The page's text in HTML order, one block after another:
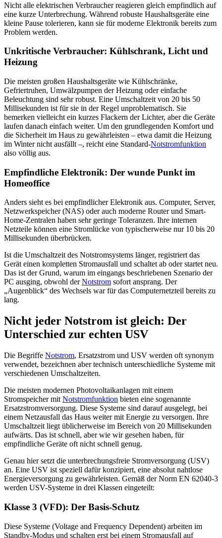
Nicht alle elektrischen Verbraucher reagieren gleich empfindlich auf
eine kurze Unterbrechung. Während robuste Haushaltsgeräte eine
kleine Pause tolerieren, kann sie für moderne Elektronik bereits zum
Problem werden.
Unkritische Verbraucher: Kühlschrank, Licht und
Heizung
Die meisten großen Haushaltsgeräte wie Kühlschränke,
Gefriertruhen, Umwälzpumpen der Heizung oder einfache
Beleuchtung sind sehr robust. Eine Umschaltzeit von 20 bis 50
Millisekunden ist für sie in der Regel unproblematisch. Sie
bemerken vielleicht ein kurzes Flackern der Lichter, aber die Geräte
laufen danach einfach weiter. Um den grundlegenden Komfort und
die Sicherheit im Haus zu gewährleisten – etwa damit die Heizung
im Winter nicht ausfällt –, reicht eine Standard-Notstromfunktion
also völlig aus.
Empfindliche Elektronik: Der wunde Punkt im
Homeoffice
Anders sieht es bei empfindlicher Elektronik aus. Computer, Server,
Netzwerkspeicher (NAS) oder auch moderne Router und Smart-
Home-Zentralen haben sehr geringe Toleranzen. Ihre internen
Netzteile können eine Stromlücke von typischerweise nur 10 bis 20
Millisekunden überbrücken.
Ist die Umschaltzeit des Notstromsystems länger, registriert das
Gerät einen kompletten Stromausfall und schaltet ab oder startet neu.
Das ist der Grund, warum im eingangs beschriebenen Szenario der
PC ausging, obwohl derNotstrom sofort ansprang. Der
„Augenblick“ des Wechsels war für das Computernetzteil bereits zu
lang.
Nicht jeder Notstrom ist gleich: Der
Unterschied zur echten USV
Die Begriffe Notstrom, Ersatzstrom und USV werden oft synonym
verwendet, bezeichnen aber technisch unterschiedliche Systeme mit
verschiedenen Umschaltzeiten.
Die meisten modernen Photovoltaikanlagen mit einem
Stromspeicher mit Notstromfunktion bieten eine sogenannte
Ersatzstromversorgung. Diese Systeme sind darauf ausgelegt, bei
einem Netzausfall das Haus weiter mit Energie zu versorgen. Ihre
Umschaltzeit liegt üblicherweise im Bereich von 20 Millisekunden
aufwärts. Das ist schnell, aber wie wir gesehen haben, für
empfindliche Geräte oft nicht schnell genug.
Genau hier setzt die unterbrechungsfreie Stromversorgung (USV)
an. Eine USV ist speziell dafür konzipiert, eine absolut nahtlose
Energieversorgung zu gewährleisten. Gemäß der Norm EN 62040-3
werden USV-Systeme in drei Klassen eingeteilt:
Klasse 3 (VFD): Der Basis-Schutz
Diese Systeme (Voltage and Frequency Dependent) arbeiten im
Standby-Modus und schalten erst bei einem Stromausfall auf